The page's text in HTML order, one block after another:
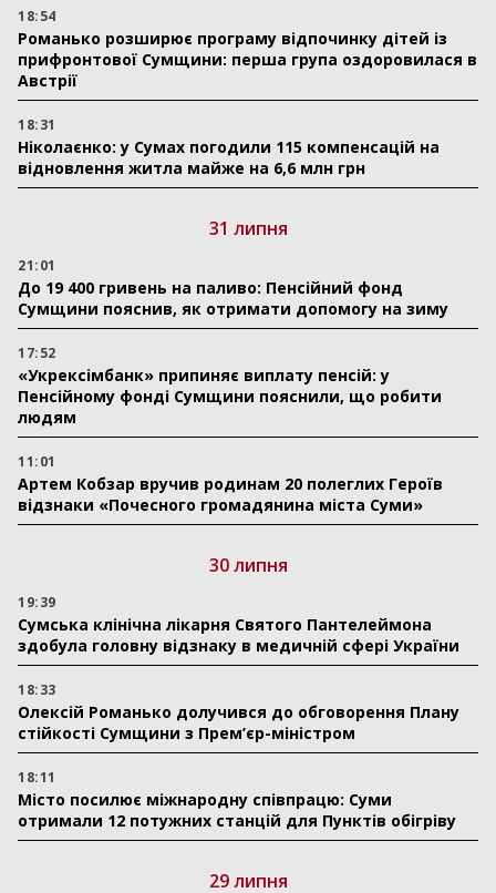
18:54
Романько розширює програму відпочинку дітей із
прифронтової Сумщини: перша група оздоровилася в
Австрії
18:31
Ніколаєнко: у Сумах погодили 115 компенсацій на
відновлення житла майже на 6,6 млн грн
31 липня
21:01
До 19 400 гривень на паливо: Пенсійний фонд
Сумщини пояснив, як отримати допомогу на зиму
17:52
«Укрексімбанк» припиняє виплату пенсій: у
Пенсійному фонді Сумщини пояснили, що робити
людям
11:01
Артем Кобзар вручив родинам 20 полеглих Героїв
відзнаки «Почесного громадянина міста Суми»
30 липня
19:39
Сумська клінічна лікарня Святого Пантелеймона
здобула головну відзнаку в медичній сфері України
18:33
Олексій Романько долучився до обговорення Плану
стійкості Сумщини з Прем’єр-міністром
18:11
Місто посилює міжнародну співпрацю: Суми
отримали 12 потужних станцій для Пунктів обігріву
29 липня